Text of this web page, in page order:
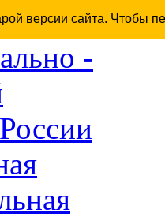
версии сайта. Чтобы
-